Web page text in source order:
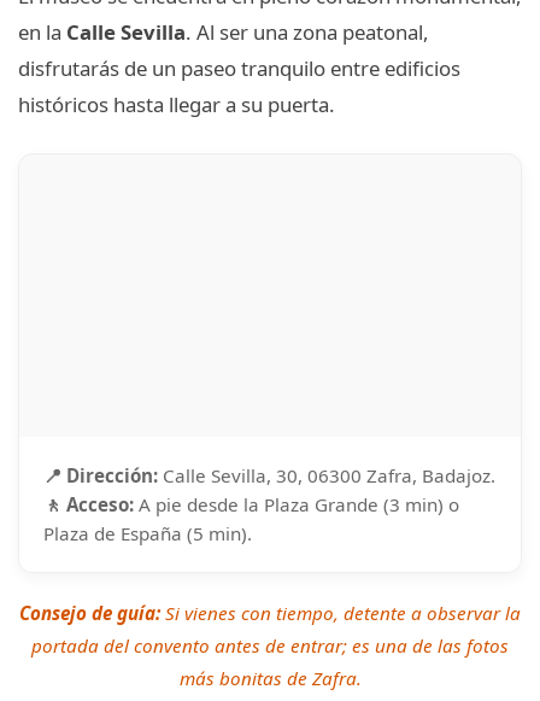
en la Calle Sevilla. Al ser una zona peatonal,
disfrutarás de un paseo tranquilo entre edificios
históricos hasta llegar a su puerta.
📍 Dirección: Calle Sevilla, 30, 06300 Zafra, Badajoz.
🚶 Acceso: A pie desde la Plaza Grande (3 min) o
Plaza de España (5 min).
Consejo de guía:Si vienes con tiempo, detente a observar la
portada del convento antes de entrar; es una de las fotos
más bonitas de Zafra.